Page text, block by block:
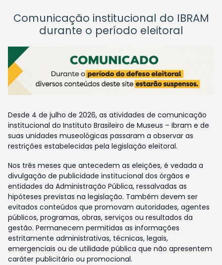
Comunicação institucional do IBRAM
durante o período eleitoral
Desde 4 de julho de 2026, as atividades de comunicação
institucional do Instituto Brasileiro de Museus – Ibram e de
suas unidades museológicas passaram a observar as
restrições estabelecidas pela legislação eleitoral.
Nos três meses que antecedem as eleições, é vedada a
divulgação de publicidade institucional dos órgãos e
entidades da Administração Pública, ressalvadas as
hipóteses previstas na legislação. Também devem ser
evitados conteúdos que promovam autoridades, agentes
públicos, programas, obras, serviços ou resultados da
gestão. Permanecem permitidas as informações
estritamente administrativas, técnicas, legais,
emergenciais ou de utilidade pública que não apresentem
caráter publicitário ou promocional.